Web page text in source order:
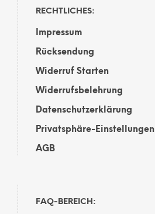
RECHTLICHES:
Impressum
Rücksendung
Widerruf Starten
Widerrufsbelehrung
Datenschutzerklärung
Privatsphäre-Einstellungen
AGB
FAQ-BEREICH: